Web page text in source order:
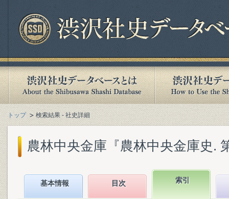
トップ 検索結果 - 社史詳細
農林中央金庫『農林中央金庫史.
基本情報 目次 索引